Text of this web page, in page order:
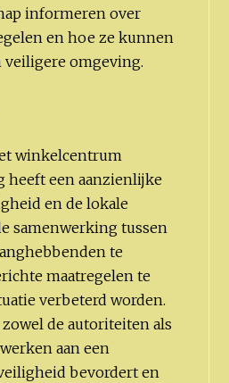
informeren over
en hoe ze kunnen
veiligere omgeving.
winkelcentrum
heeft een aanzienlijke
en de lokale
samenwerking tussen
te
maatregelen te
verbeterd worden.
zowel de autoriteiten als
aan een
bevordert en